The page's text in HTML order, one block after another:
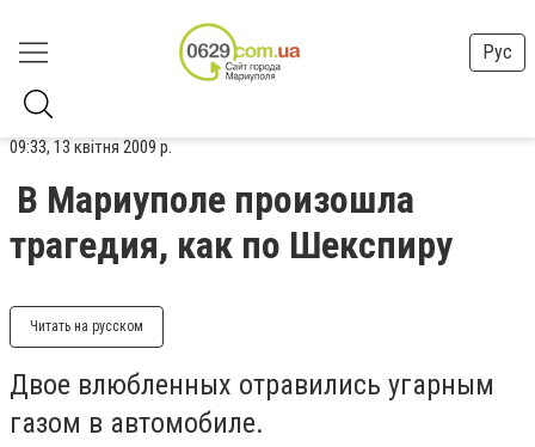
Рус
09:33, 13 квітня 2009 р.
В Мариуполе произошла
трагедия, как по Шекспиру
Читать на русском
Двое влюбленных отравились угарным
газом в автомобиле.